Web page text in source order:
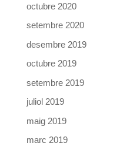
octubre 2020
setembre 2020
desembre 2019
octubre 2019
setembre 2019
juliol 2019
maig 2019
març 2019